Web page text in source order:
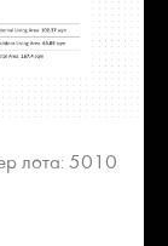
лота: 5010